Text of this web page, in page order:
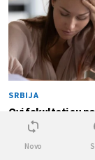
SRBIJA
Ovi fakulteti su
najpopularniji, ali
Novo